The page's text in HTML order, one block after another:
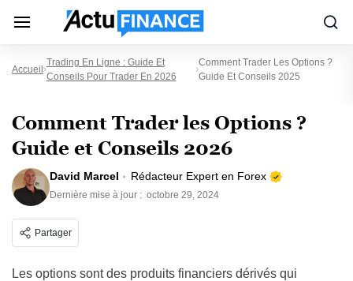
Accueil
Trading En Ligne : Guide Et
Conseils Pour Trader En 2026
Comment Trader Les Options ?
Guide Et Conseils 2025
Comment Trader les Options ?
Guide et Conseils 2026
David Marcel Rédacteur Expert en Forex
Dernière mise à jour : octobre 29, 2024
Partager
Les options sont des produits financiers dérivés qui